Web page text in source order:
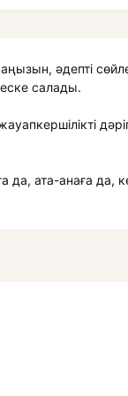
әдепті
салады.
ата-анаға да,